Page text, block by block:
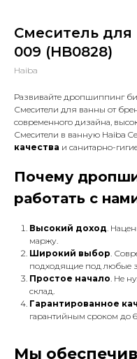
Смеситель для
009 (HB0828)
Haiba
Развивайте дропшиппинг
Смесители для ванны от
современного дизайна,
Смесители в ванную Haiba
качества и санитарно-
Почему
работать с
Высокий доход.
маржу.
Широкий выбор.
подходящие под любые
Простое начало. Не
склад.
Гарантированное
гарантийным сроком до
Мы